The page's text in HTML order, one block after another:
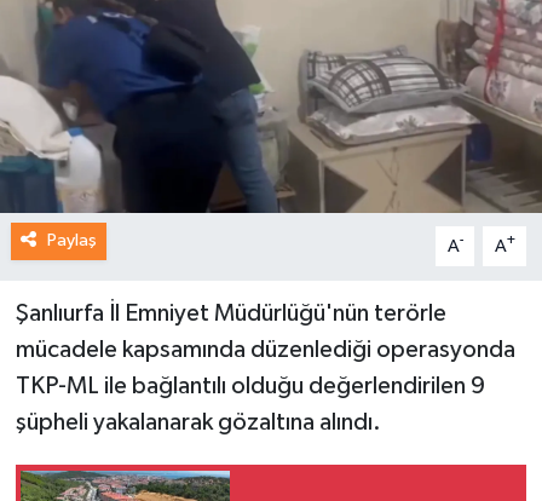
Paylaş A- A+
Şanlıurfa İl Emniyet Müdürlüğü'nün terörle
mücadele kapsamında düzenlediği operasyonda
TKP-ML ile bağlantılı olduğu değerlendirilen 9
şüpheli yakalanarak gözaltına alındı.